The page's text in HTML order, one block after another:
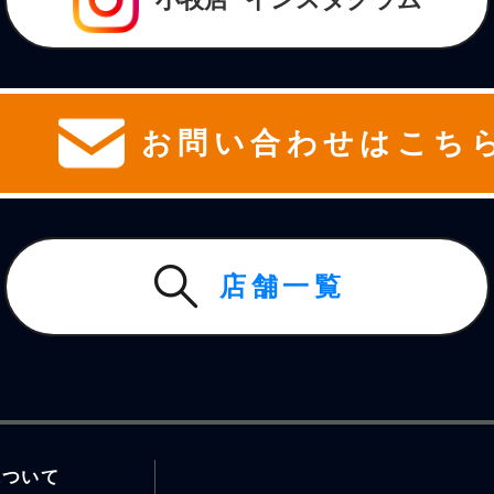
お問い合わせはこち
店舗一覧
いて